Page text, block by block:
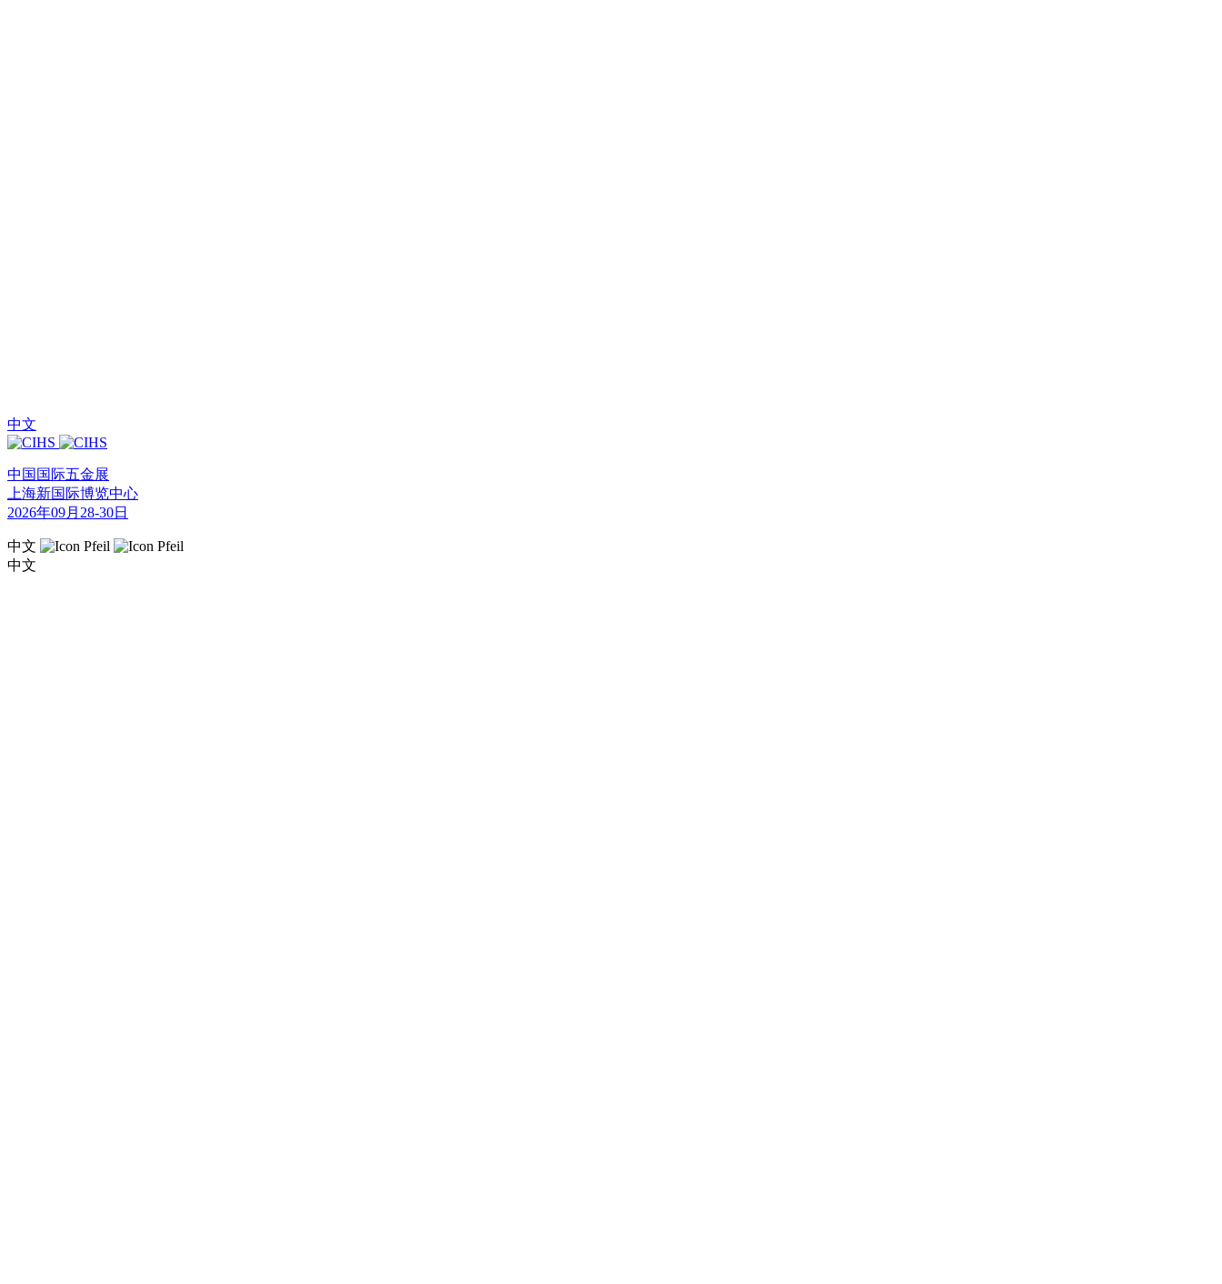
中文
中国国际五金展
上海新国际博览中心
2026年09月28-30日
中文
中文